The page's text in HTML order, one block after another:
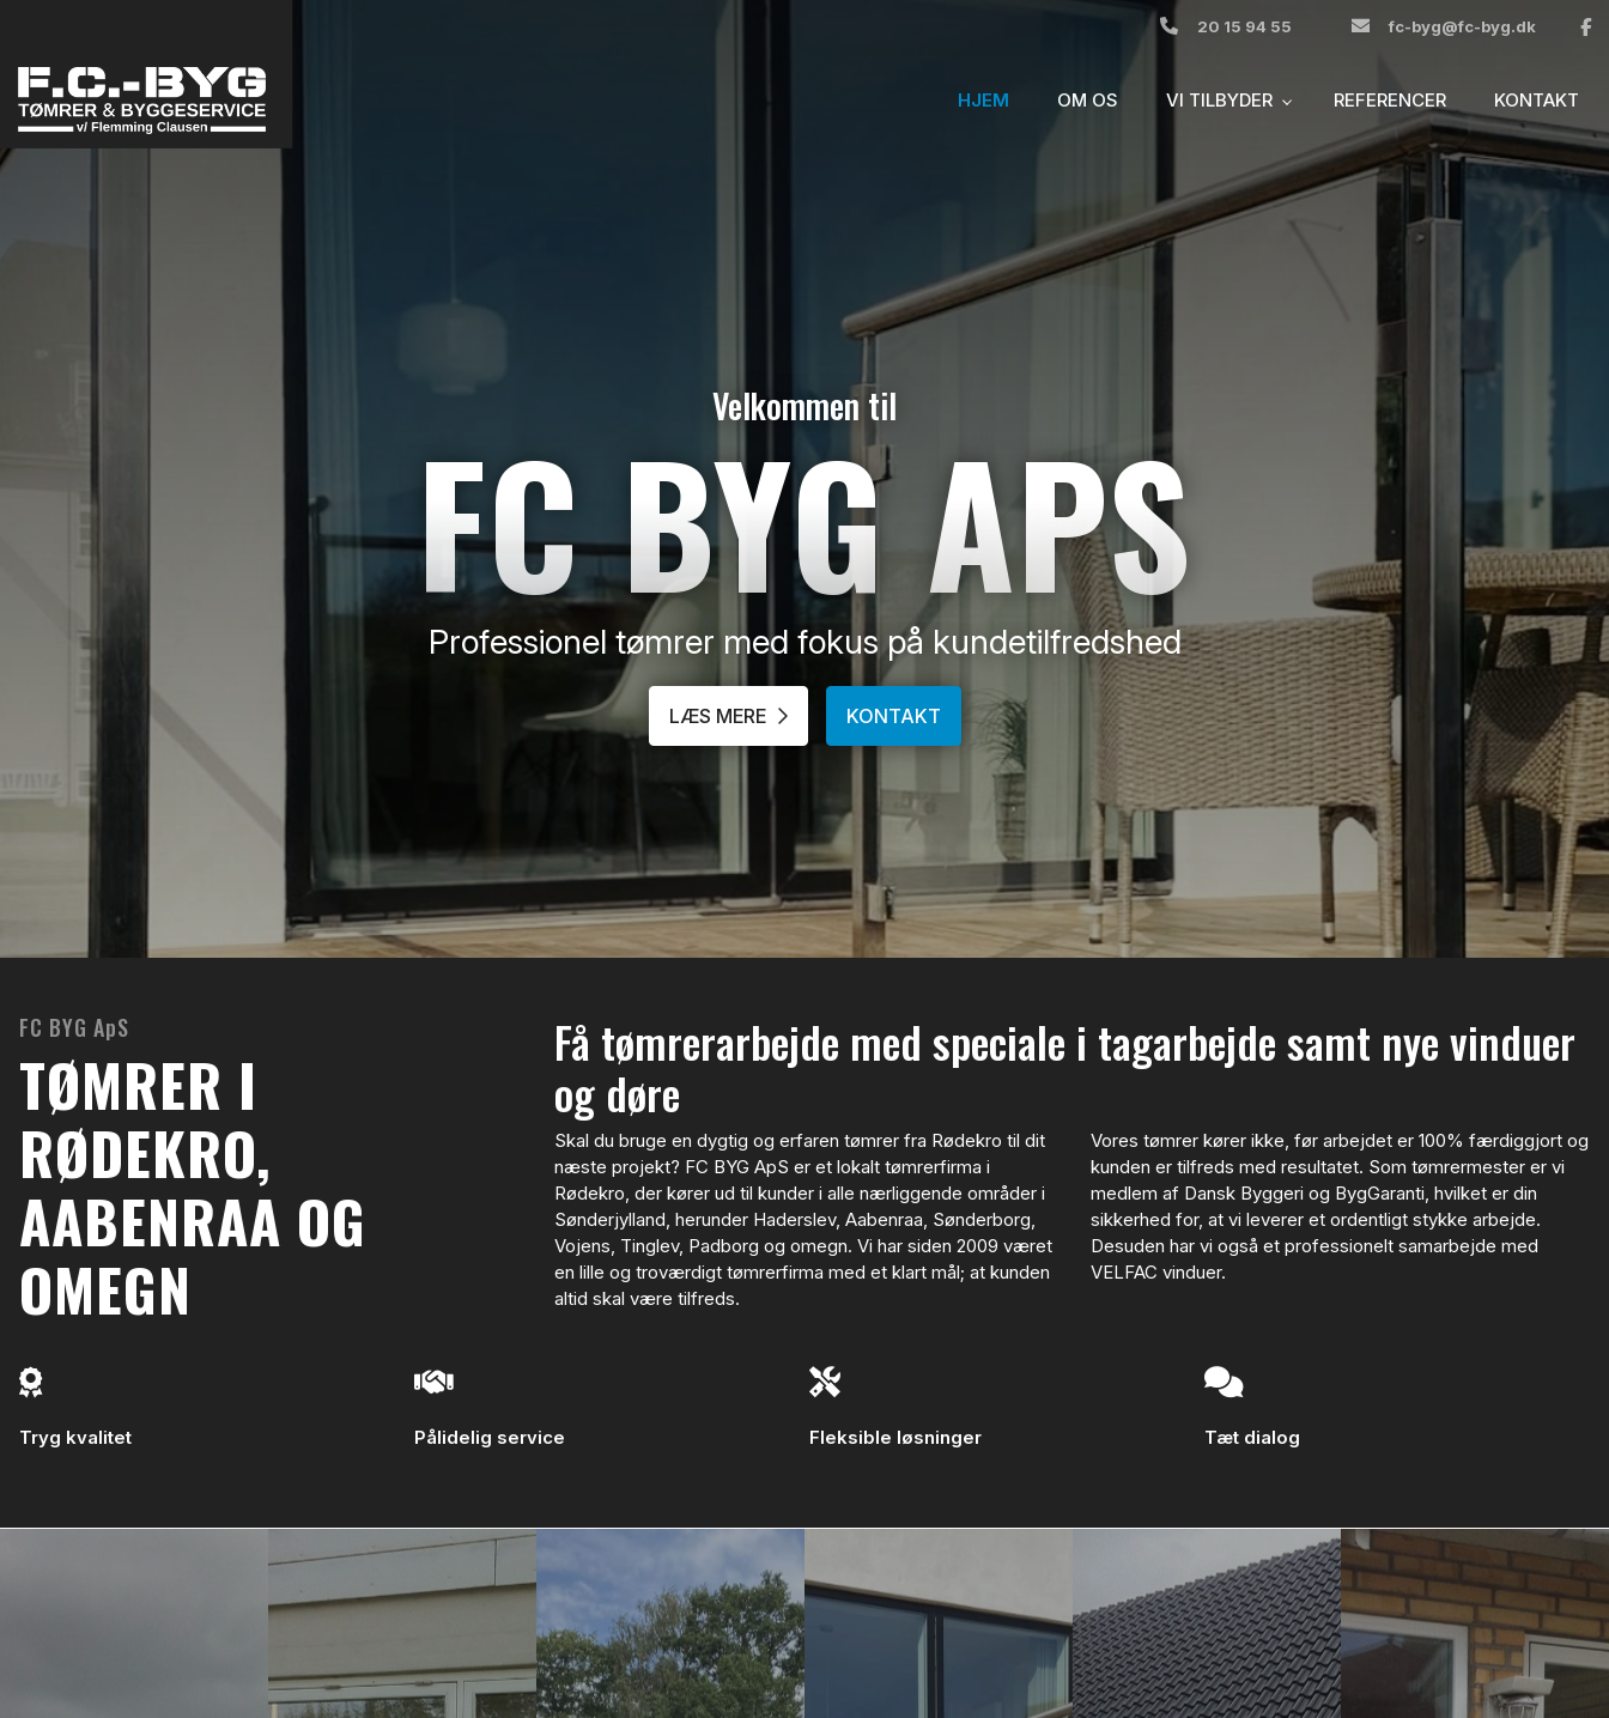
hovedindhold
20 15 94 55 fc-byg@fc-byg.dk
HJEM OM OS VI TILBYDER REFERENCER KONTAKT
Velkommen til
FC BYG APS
Professionel tømrer med fokus på kundetilfredshed
LÆS MERE KONTAKT
FC BYG ApS
TØMRER I
RØDEKRO,
AABENRAA OG
OMEGN
Få tømrerarbejde med speciale i tagarbejde samt nye vinduer
og døre
Skal du bruge en dygtig og erfaren tømrer fra Rødekro til dit
næste projekt? FC BYG ApS er et lokalt tømrerfirma i
Rødekro, der kører ud til kunder i alle nærliggende områder i
Sønderjylland, herunder Haderslev, Aabenraa, Sønderborg,
Vojens, Tinglev, Padborg og omegn. Vi har siden 2009 været
en lille og troværdigt tømrerfirma med et klart mål; at kunden
altid skal være tilfreds.
Vores tømrer kører ikke, før arbejdet er 100% færdiggjort og
kunden er tilfreds med resultatet. Som tømrermester er vi
medlem af Dansk Byggeri og BygGaranti, hvilket er din
sikkerhed for, at vi leverer et ordentligt stykke arbejde.
Desuden har vi også et professionelt samarbejde med
VELFAC vinduer.
Tryg kvalitet Pålidelig service Fleksible løsninger Tæt dialog